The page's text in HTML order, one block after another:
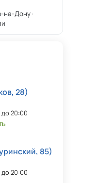
на-Дону ·
28)
20:00
85)
20:00